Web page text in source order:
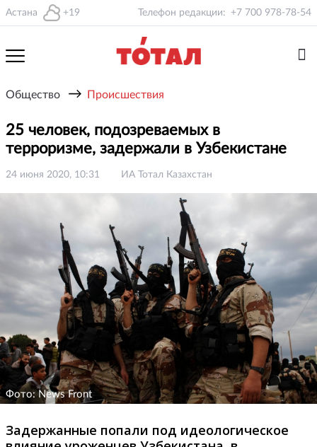
Астана +19 Телефон редакции: +7 700 978-78-54
Общество → Происшествия
25 человек, подозреваемых в
терроризме, задержали в Узбекистане
24 июня 2020, 10:31 ИА Тотал Казахстан
Фото: News Front
Задержанные попали под идеологическое